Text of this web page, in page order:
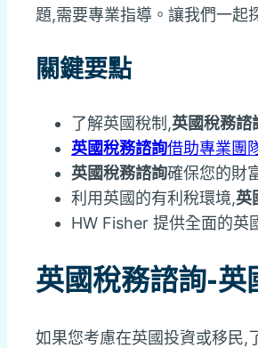
題,需要專業指導。讓我們一起
關鍵要點
了解英國稅制,英國稅務諮
英國稅務諮詢借助專業團
英國稅務諮詢確保您的財
利用英國的有利稅環境,英
HW Fisher 提供全面的英
英國稅務諮詢-英
如果您考慮在英國投資或移民,